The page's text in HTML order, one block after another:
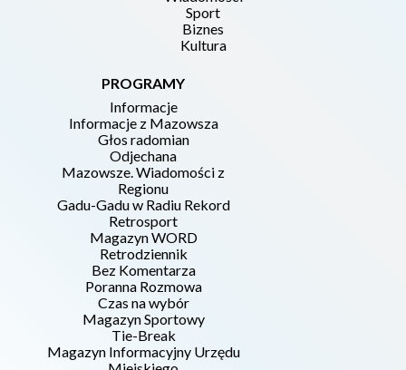
Sport
Biznes
Kultura
PROGRAMY
Informacje
Informacje z Mazowsza
Głos radomian
Odjechana
Mazowsze. Wiadomości z
Regionu
Gadu-Gadu w Radiu Rekord
Retrosport
Magazyn WORD
Retrodziennik
Bez Komentarza
Poranna Rozmowa
Czas na wybór
Magazyn Sportowy
Tie-Break
Magazyn Informacyjny Urzędu